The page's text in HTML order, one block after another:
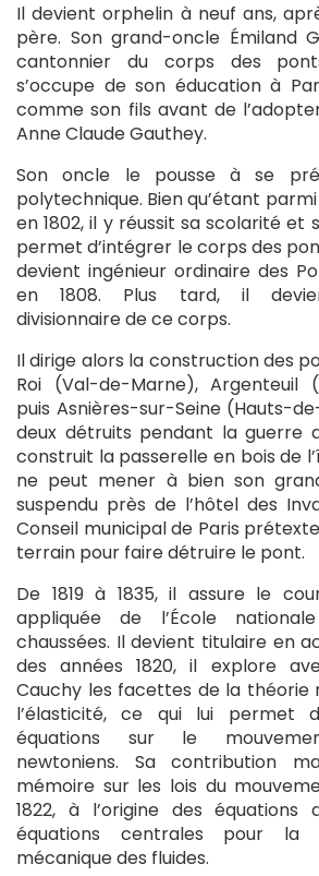
Il devient orphelin à neuf ans,
père. Son grand-oncle Émiland
cantonnier du corps des
s’occupe de son éducation à
comme son fils avant de
Anne Claude Gauthey.
Son oncle le pousse à se
polytechnique. Bien qu’étant
en 1802, il y réussit sa scolarité et
permet d’intégrer le corps des
devient ingénieur ordinaire des
en 1808. Plus tard, il
divisionnaire de ce corps.
Il dirige alors la construction des
Roi (Val-de-Marne), Argenteuil
puis Asnières-sur-Seine (Hauts-
deux détruits pendant la guerre
construit la passerelle en bois de
ne peut mener à bien son
suspendu près de l’hôtel des
Conseil municipal de Paris
terrain pour faire détruire le pont.
De 1819 à 1835, il assure le
appliquée de l’École
chaussées. Il devient titulaire en
des années 1820, il explore
Cauchy les facettes de la théorie
l’élasticité, ce qui lui permet
équations sur le
newtoniens. Sa contribution
mémoire sur les lois du
1822, à l’origine des équations
équations centrales pour la
mécanique des fluides.